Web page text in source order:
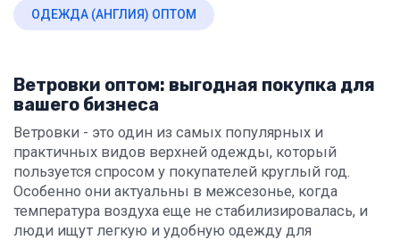
ОДЕЖДА (АНГЛИЯ) ОПТОМ
Ветровки оптом: выгодная покупка для
вашего бизнеса
Ветровки - это один из самых популярных и
практичных видов верхней одежды, который
пользуется спросом у покупателей круглый год.
Особенно они актуальны в межсезонье, когда
температура воздуха еще не стабилизировалась, и
люди ищут легкую и удобную одежду для